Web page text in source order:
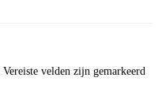
Vereiste velden zijn gemarkeerd